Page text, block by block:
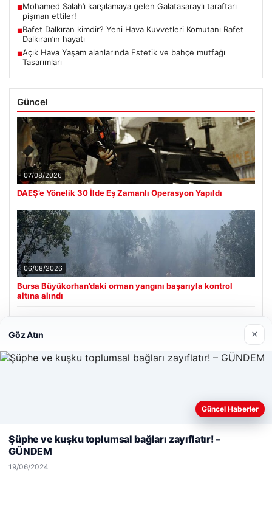
■Mohamed Salah’ı karşılamaya gelen Galatasaraylı taraftarı
pişman ettiler!
■Rafet Dalkıran kimdir? Yeni Hava Kuvvetleri Komutanı Rafet
Dalkıran’ın hayatı
■Açık Hava Yaşam alanlarında Estetik ve bahçe mutfağı
Tasarımları
Güncel
07/08/2026
DAEŞ’e Yönelik 30 İlde Eş Zamanlı Operasyon Yapıldı
06/08/2026
Bursa Büyükorhan’daki orman yangını başarıyla kontrol
altına alındı
Web sitemizi nasıl kullandığınızı daha iyi anlayabilmek,
kullanıyoruz.Çerez Politikamız
Göz Atın ×
Güncel Haberler
Şüphe ve kuşku toplumsal bağları zayıflatır! –
GÜNDEM
19/06/2024